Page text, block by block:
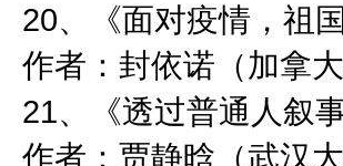
20、《面对疫情，祖
作者：封依诺（加拿
21、《透过普通人叙
作者：贾静晗（武汉大